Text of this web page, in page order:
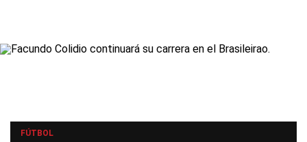
FÚTBOL